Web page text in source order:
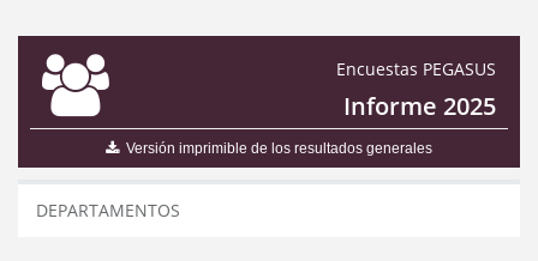
Encuestas PEGASUS
Informe 2025
Versión imprimible de los resultados generales
DEPARTAMENTOS